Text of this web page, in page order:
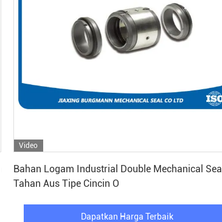
Video
Bahan Logam Industrial Double Mechanical Seal
Tahan Aus Tipe Cincin O
Dapatkan Harga Terbaik